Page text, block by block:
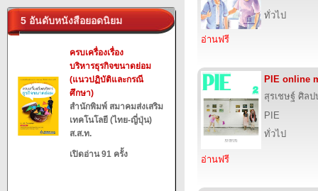
5 อันดับหนังสือยอดนิยม
ครบเครื่องเรื่อง
บริหารธุรกิจขนาดย่อม
(แนวปฏิบัติและกรณี
ศึกษา)
สำนักพิมพ์ สมาคมส่งเสริม
เทคโนโลยี (ไทย-ญี่ปุ่น)
ส.ส.ท.
เปิดอ่าน 91 ครั้ง
ทั่วไป
อ่านฟรี
PIE online
สุรเชษฐ์ ศิลป
PIE
ทั่วไป
อ่านฟรี